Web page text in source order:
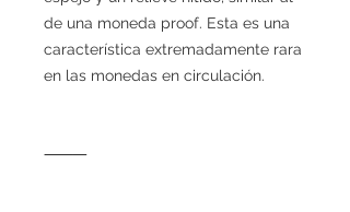
de una moneda proof. Esta es una
característica extremadamente rara
en las monedas en circulación.
⸻